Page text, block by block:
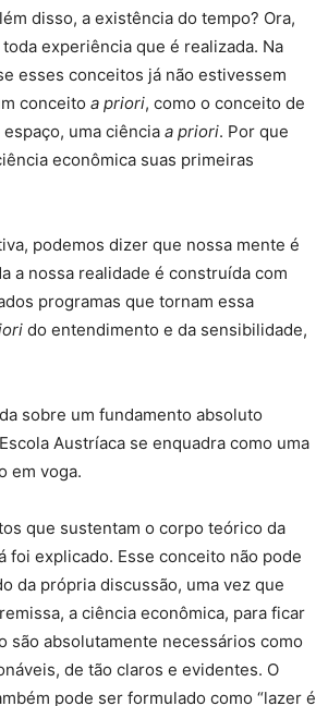
disso, a existência do tempo? Ora,
experiência que é realizada. Na
esses conceitos já não estivessem
conceito a priori, como o conceito de
uma ciência a priori. Por que
econômica suas primeiras
podemos dizer que nossa mente é
a nossa realidade é construída com
programas que tornam essa
do entendimento e da sensibilidade,
sobre um fundamento absoluto
Austríaca se enquadra como uma
em voga.
que sustentam o corpo teórico da
foi explicado. Esse conceito não pode
da própria discussão, uma vez que
a ciência econômica, para ficar
são absolutamente necessários como
de tão claros e evidentes. O
pode ser formulado como “lazer é